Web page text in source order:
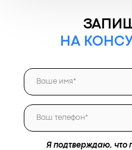
НА
Я подтверждаю, что